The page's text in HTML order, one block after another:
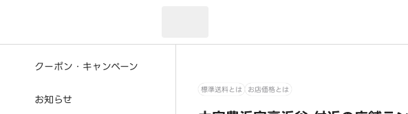
クーポン・キャンペーン
お知らせ
標準送料とは お店価格とは